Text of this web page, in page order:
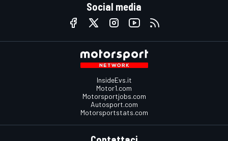
Social media
InsideEvs.it
Motor1.com
Motorsportjobs.com
Autosport.com
Motorsportstats.com